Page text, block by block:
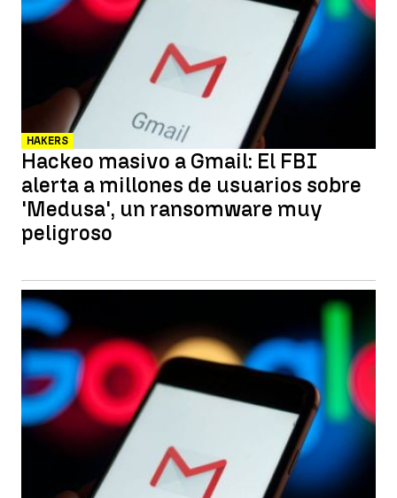
HAKERS
Hackeo masivo a Gmail: El FBI
alerta a millones de usuarios sobre
'Medusa', un ransomware muy
peligroso